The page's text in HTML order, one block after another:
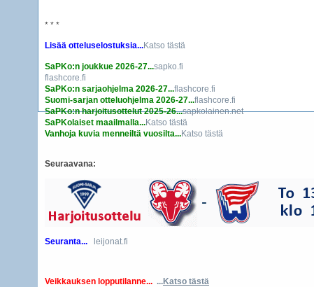
* * *
Lisää otteluselostuksia...Katso tästä
SaPKo:n joukkue 2026-27...sapko.fi
flashcore.fi
SaPKo:n sarjaohjelma 2026-27...flashcore.fi
Suomi-sarjan otteluohjelma 2026-27...flashcore.fi
SaPKo:n harjoitusottelut 2025-26...sapkolainen.net
SaPKolaiset maailmalla...Katso tästä
Vanhoja kuvia menneiltä vuosilta...Katso tästä
Seuraavana:
Seuranta... leijonat.fi
Veikkauksen lopputilanne... ...Katso tästä